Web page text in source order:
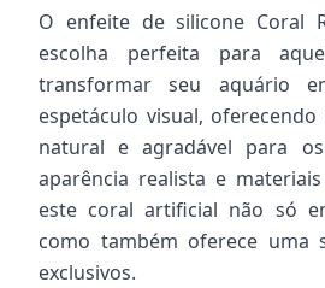
O enfeite de silicone Coral
escolha perfeita para
transformar seu aquário
espetáculo visual,
natural e agradável para
aparência realista e
este coral artificial não só
como também oferece uma
exclusivos.